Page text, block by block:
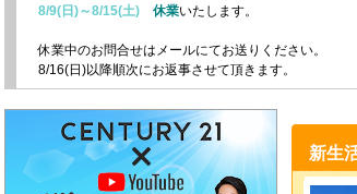
8/9(日)～8/15(土)
休業いたします。
休業中のお問合せはメールにてお送りください。
8/16(日)以降順次にお返事させて頂きます。
8/6 南与野2LDK 徒歩6分
ペット相談可能
動物病院も徒歩圏内
『メゾンスズキ』←詳細はクリック
新生